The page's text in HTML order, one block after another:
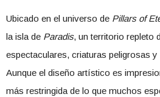
Ubicado en el universo de Pillars of
la isla de Paradis, un territorio repleto
espectaculares, criaturas peligrosas
Aunque el diseño artístico es
más restringida de lo que muchos